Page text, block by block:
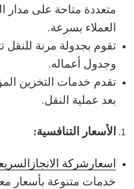
متعددة متاحة على مدار
العملاء بسرعة.
تقوم بجدولة مرنة
وجدول أعماله.
تقدم خدمات التخزين
بعد عملية النقل.
الأسعار التنافسية:
اسعارشركة
خدمات متنوعة بأسعار